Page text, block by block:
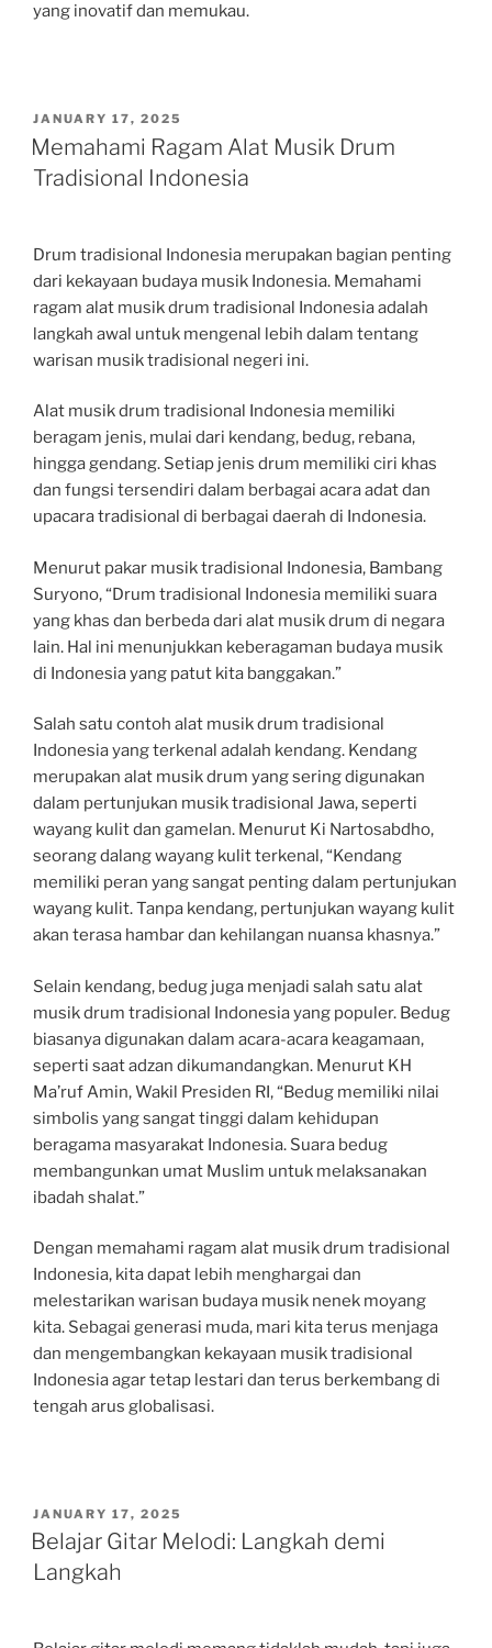
yang inovatif dan memukau.
POSTED
ON
JANUARY 17, 2025
Memahami Ragam Alat Musik Drum
Tradisional Indonesia
Drum tradisional Indonesia merupakan bagian penting
dari kekayaan budaya musik Indonesia. Memahami
ragam alat musik drum tradisional Indonesia adalah
langkah awal untuk mengenal lebih dalam tentang
warisan musik tradisional negeri ini.
Alat musik drum tradisional Indonesia memiliki
beragam jenis, mulai dari kendang, bedug, rebana,
hingga gendang. Setiap jenis drum memiliki ciri khas
dan fungsi tersendiri dalam berbagai acara adat dan
upacara tradisional di berbagai daerah di Indonesia.
Menurut pakar musik tradisional Indonesia, Bambang
Suryono, “Drum tradisional Indonesia memiliki suara
yang khas dan berbeda dari alat musik drum di negara
lain. Hal ini menunjukkan keberagaman budaya musik
di Indonesia yang patut kita banggakan.”
Salah satu contoh alat musik drum tradisional
Indonesia yang terkenal adalah kendang. Kendang
merupakan alat musik drum yang sering digunakan
dalam pertunjukan musik tradisional Jawa, seperti
wayang kulit dan gamelan. Menurut Ki Nartosabdho,
seorang dalang wayang kulit terkenal, “Kendang
memiliki peran yang sangat penting dalam pertunjukan
wayang kulit. Tanpa kendang, pertunjukan wayang kulit
akan terasa hambar dan kehilangan nuansa khasnya.”
Selain kendang, bedug juga menjadi salah satu alat
musik drum tradisional Indonesia yang populer. Bedug
biasanya digunakan dalam acara-acara keagamaan,
seperti saat adzan dikumandangkan. Menurut KH
Ma’ruf Amin, Wakil Presiden RI, “Bedug memiliki nilai
simbolis yang sangat tinggi dalam kehidupan
beragama masyarakat Indonesia. Suara bedug
membangunkan umat Muslim untuk melaksanakan
ibadah shalat.”
Dengan memahami ragam alat musik drum tradisional
Indonesia, kita dapat lebih menghargai dan
melestarikan warisan budaya musik nenek moyang
kita. Sebagai generasi muda, mari kita terus menjaga
dan mengembangkan kekayaan musik tradisional
Indonesia agar tetap lestari dan terus berkembang di
tengah arus globalisasi.
POSTED
ON
JANUARY 17, 2025
Belajar Gitar Melodi: Langkah demi
Langkah